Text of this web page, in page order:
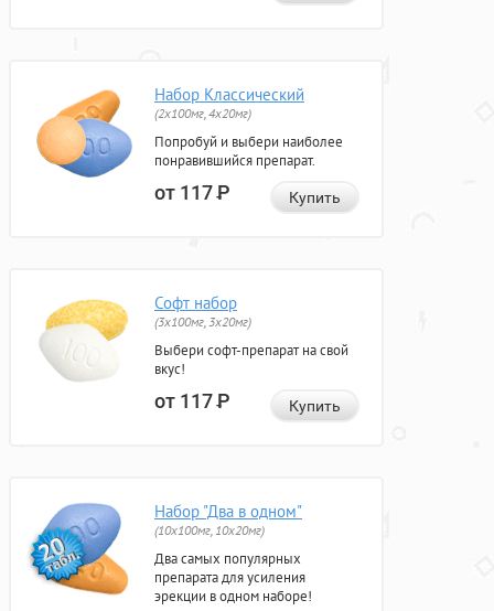
Набор Классический
(2x100мг, 4x20мг)
Попробуй и выбери наиболее
понравившийся препарат.
от 117Р Купить
Софт набор
(3x100мг, 3x20мг)
Выбери софт-препарат на свой
вкус!
от 117Р Купить
Набор "Два в одном"
(10x100мг, 10x20мг)
Два самых популярных
препарата для усиления
эрекции в одном наборе!